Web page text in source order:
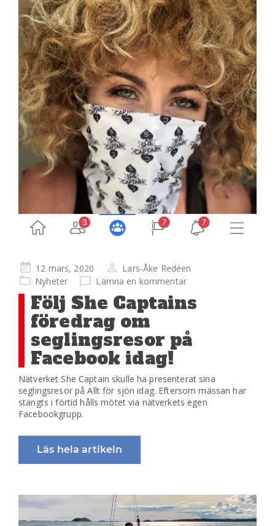
Publicerad
på
12 mars, 2020
Lars-Åke Redéen
Nyheter
Lämna en kommentar
Följ She Captains
föredrag om
seglingsresor på
Facebook idag!
Nätverket She Captain skulle ha presenterat sina
seglingsresor på Allt för sjön idag. Eftersom mässan har
stängts i förtid hålls mötet via nätverkets egen
Facebookgrupp.
Läs hela artikeln